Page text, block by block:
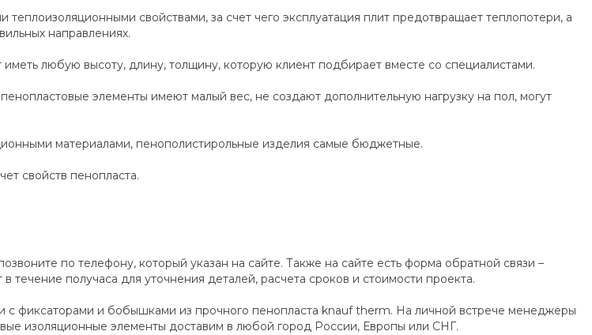
свойствами, за счет чего эксплуатация плит предотвращает теплопотери, а
направлениях.
любую высоту, длину, толщину, которую клиент подбирает вместе со специалистами.
элементы имеют малый вес, не создают дополнительную нагрузку на пол, могут
материалами, пенополистирольные изделия самые бюджетные.
свойств пенопласта.
по телефону, который указан на сайте. Также на сайте есть форма обратной связи –
течение получаса для уточнения деталей, расчета сроков и стоимости проекта.
с фиксаторами и бобышками из прочного пенопласта knauf therm. На личной встрече менеджеры
изоляционные элементы доставим в любой город России, Европы или СНГ.